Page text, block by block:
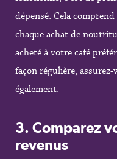
dépensé. Cela
chaque achat de
acheté à votre café
façon régulière,
également.
3. Comparez
revenus